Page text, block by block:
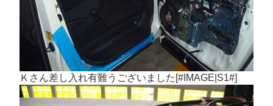
Ｋさん差し入れ有難うございました[#IMAGE|S1#]